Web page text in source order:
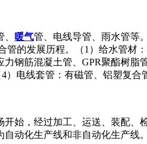
暖气管、电线导管、雨水管等
管的发展历程。（1）给水管材
钢筋混凝土管、GPR聚酯树脂
电线套管：有磁管、铝塑复合
始，经过加工、运送、装配
动化生产线和非自动化生产线。